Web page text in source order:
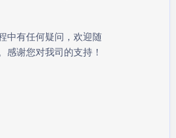
中有任何疑问，欢迎随
感谢您对我司的支持！